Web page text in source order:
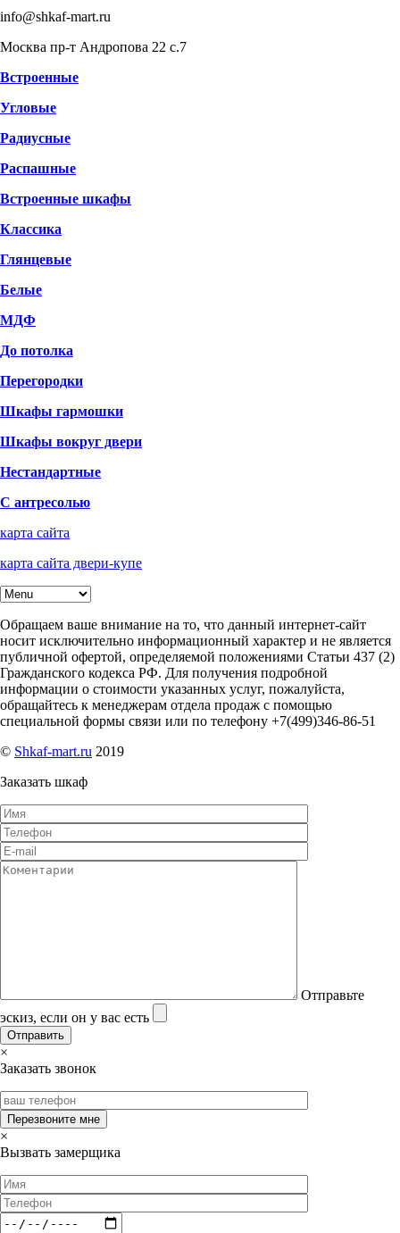
info@shkaf-mart.ru
Москва пр-т Андропова 22 с.7
Встроенные
Угловые
Радиусные
Распашные
Встроенные шкафы
Классика
Глянцевые
Белые
МДФ
До потолка
Перегородки
Шкафы гармошки
Шкафы вокруг двери
Нестандартные
С антресолью
карта сайта
карта сайта двери-купе
Обращаем ваше внимание на то, что данный интернет-сайт
носит исключительно информационный характер и не является
публичной офертой, определяемой положениями Статьи 437 (2)
Гражданского кодекса РФ. Для получения подробной
информации о стоимости указанных услуг, пожалуйста,
обращайтесь к менеджерам отдела продаж с помощью
специальной формы связи или по телефону +7(499)346-86-51
© Shkaf-mart.ru 2019
Заказать шкаф
Отправьте
эскиз, если он у вас есть
×
Заказать звонок
×
Вызвать замерщика